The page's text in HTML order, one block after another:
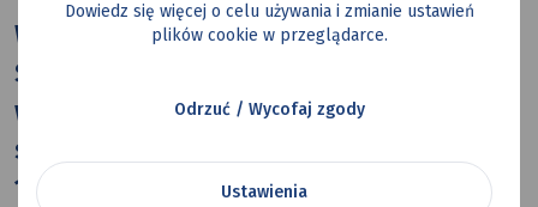
W weekend 6–7 czerwca Ośrodek
Sportów Letnich Słupna
w Mysłowicach zamienił się w śląską
stolicę siatkówki plażowej. W ramach
11. Otwartych Mistrzostw Mysłowic,
Dowiedz się więcej o celu używania i zmianie ustawień
plików cookie w przeglądarce.
Odrzuć / Wycofaj zgody
Ustawienia